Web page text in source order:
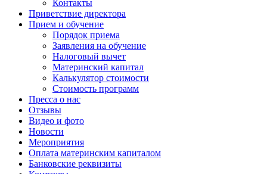
Контакты
Приветствие директора
Прием и обучение
Порядок приема
Заявления на обучение
Налоговый вычет
Материнский капитал
Калькулятор стоимости
Стоимость программ
Пресса о нас
Отзывы
Видео и фото
Новости
Мероприятия
Оплата материнским капиталом
Банковские реквизиты